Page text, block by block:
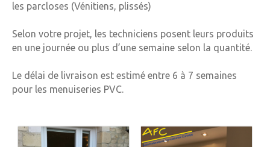
les parcloses (Vénitiens, plissés)
Selon votre projet, les techniciens posent leurs produits
en une journée ou plus d’une semaine selon la quantité.
Le délai de livraison est estimé entre 6 à 7 semaines
pour les menuiseries PVC.